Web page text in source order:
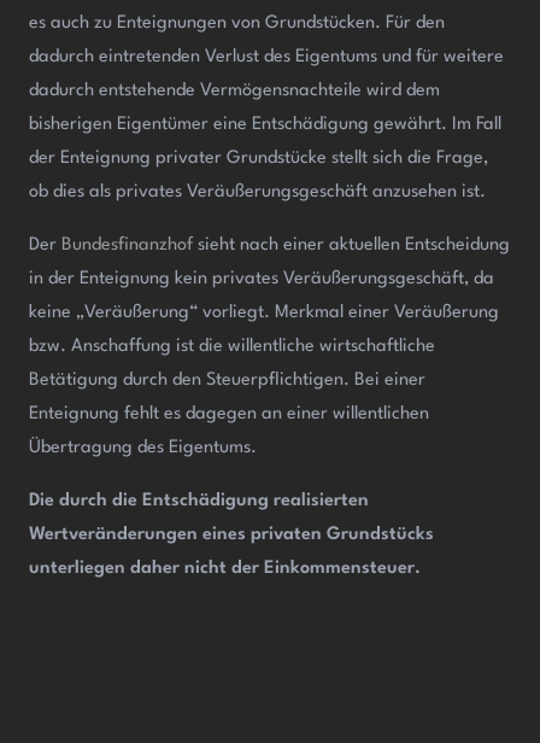
es auch zu Enteignungen von Grundstücken. Für den
dadurch eintretenden Verlust des Eigentums und für weitere
dadurch entstehende Vermögensnachteile wird dem
bisherigen Eigentümer eine Entschädigung gewährt. Im Fall
der Enteignung privater Grundstücke stellt sich die Frage,
ob dies als privates Veräußerungsgeschäft anzusehen ist.
Der Bundesfinanzhof sieht nach einer aktuellen Entscheidung
in der Enteignung kein privates Veräußerungsgeschäft, da
keine „Veräußerung“ vorliegt. Merkmal einer Veräußerung
bzw. Anschaffung ist die willentliche wirtschaftliche
Betätigung durch den Steuerpflichtigen. Bei einer
Enteignung fehlt es dagegen an einer willentlichen
Übertragung des Eigentums.
Die durch die Entschädigung realisierten
Wertveränderungen eines privaten Grundstücks
unterliegen daher nicht der Einkommensteuer.